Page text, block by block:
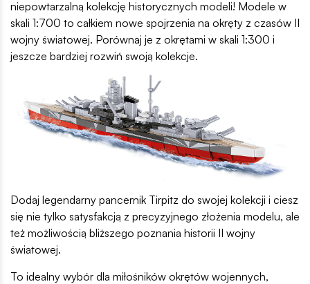
niepowtarzalną kolekcję historycznych modeli! Modele w
skali 1:700 to całkiem nowe spojrzenia na okręty z czasów II
wojny światowej. Porównaj je z okrętami w skali 1:300 i
jeszcze bardziej rozwiń swoją kolekcje.
Dodaj legendarny pancernik Tirpitz do swojej kolekcji i ciesz
się nie tylko satysfakcją z precyzyjnego złożenia modelu, ale
też możliwością bliższego poznania historii II wojny
światowej.
To idealny wybór dla miłośników okrętów wojennych,